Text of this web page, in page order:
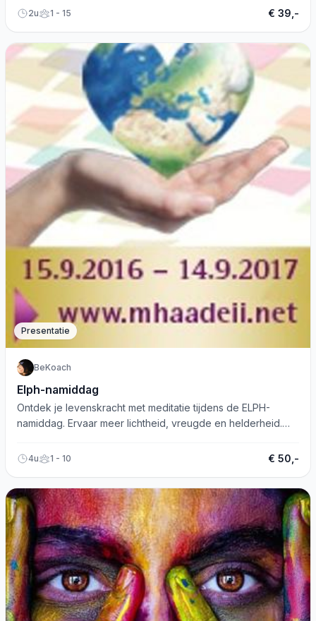
2u 1 - 15 € 39,-
Presentatie
BeKoach
Elph-namiddag
Ontdek je levenskracht met meditatie tijdens de ELPH-
namiddag. Ervaar meer lichtheid, vreugde en helderheid.
4u 1 - 10 € 50,-